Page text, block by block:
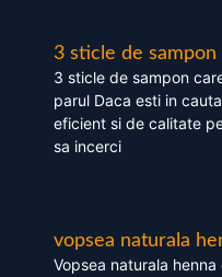
3 sticle de sampon
3 sticle de sampon
parul Daca esti in
eficient si de calitate
sa incerci
vopsea naturala
Vopsea naturala